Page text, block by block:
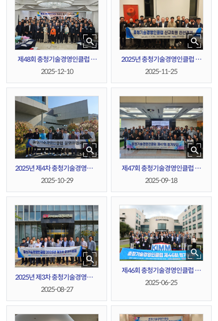
제48회 충청기술경영인클럽 정
기(송년)모임
2025-12-10
2025년 충청기술경영인클럽 신
규회원 친선경기
2025-11-25
2025년 제4차 충청기술경영인클
럽 운영위원회
2025-10-29
제47회 충청기술경영인클럽 정
기모임
2025-09-18
2025년 제3차 충청기술경영인클
럽 운영위원회
2025-08-27
제46회 충청기술경영인클럽 정
기모임
2025-06-25